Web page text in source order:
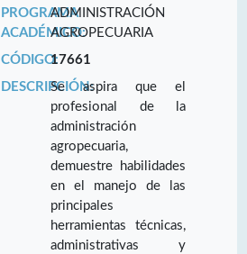
PROGRAMA
ACADÉMICO:
ADMINISTRACIÓN
AGROPECUARIA
CÓDIGO:17661
DESCRIPCIÓN:Se aspira que el
profesional de la
administración
agropecuaria,
demuestre habilidades
en el manejo de las
principales
herramientas técnicas,
administrativas y